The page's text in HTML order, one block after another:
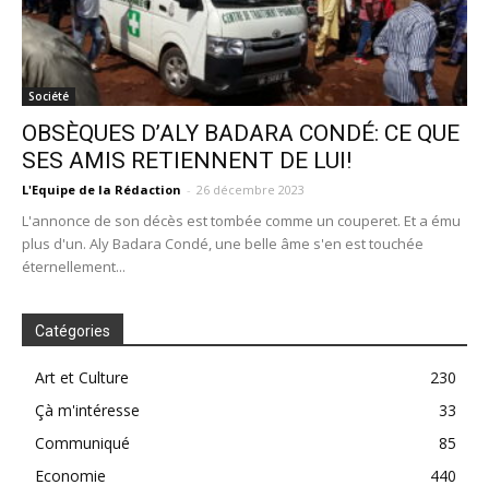
Société
OBSÈQUES D’ALY BADARA CONDÉ: CE QUE
SES AMIS RETIENNENT DE LUI!
L'Equipe de la Rédaction - 26 décembre 2023
L'annonce de son décès est tombée comme un couperet. Et a ému
plus d'un. Aly Badara Condé, une belle âme s'en est touchée
éternellement...
Catégories
Art et Culture
230
Çà m'intéresse
33
Communiqué
85
Economie
440